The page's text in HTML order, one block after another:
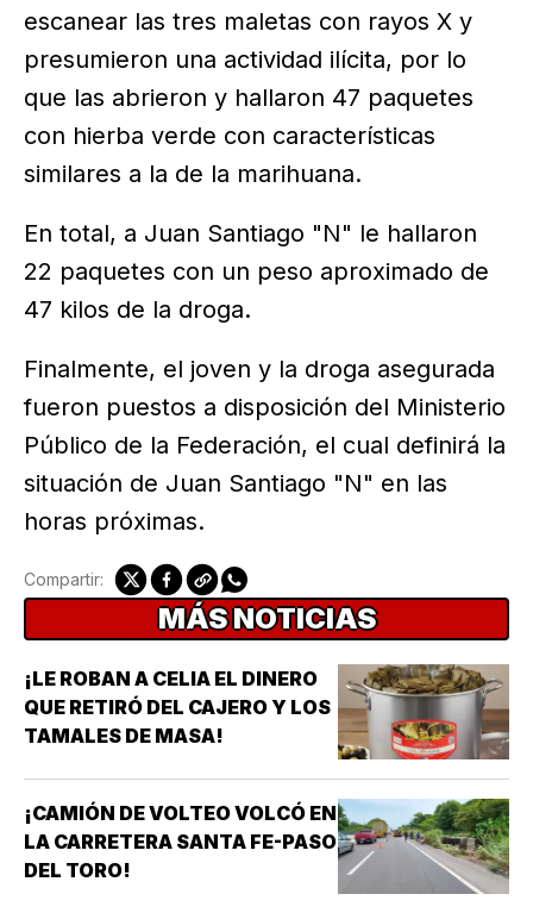
escanear las tres maletas con rayos X y
presumieron una actividad ilícita, por lo
que las abrieron y hallaron 47 paquetes
con hierba verde con características
similares a la de la marihuana.
En total, a Juan Santiago "N" le hallaron
22 paquetes con un peso aproximado de
47 kilos de la droga.
Finalmente, el joven y la droga asegurada
fueron puestos a disposición del Ministerio
Público de la Federación, el cual definirá la
situación de Juan Santiago "N" en las
horas próximas.
Compartir:
MÁS NOTICIAS
¡LE ROBAN A CELIA EL DINERO
QUE RETIRÓ DEL CAJERO Y LOS
TAMALES DE MASA!
¡CAMIÓN DE VOLTEO VOLCÓ EN
LA CARRETERA SANTA FE-PASO
DEL TORO!